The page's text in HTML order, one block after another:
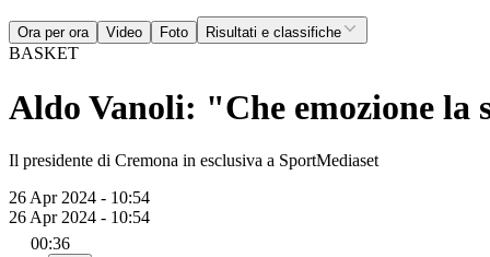
Ora per ora Video Foto Risultati e classifiche
BASKET
Aldo Vanoli: "Che emozione la
Il presidente di Cremona in esclusiva a SportMediaset
26 Apr 2024 - 10:54
26 Apr 2024 - 10:54
00:36